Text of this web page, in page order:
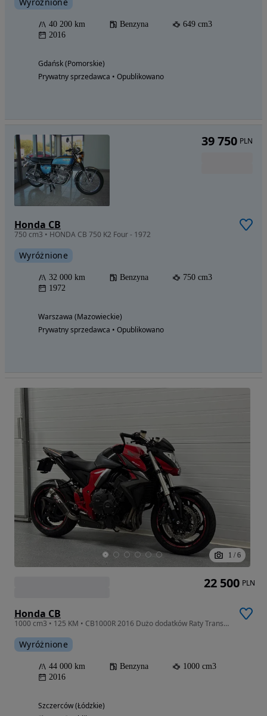
Wyróżnione
40 200 km Benzyna
649 cm3
2016
Gdańsk (Pomorskie)
Prywatny sprzedawca • Opublikowano
Honda CB
750 cm3 • HONDA CB 750 K2 Four - 1972
Wyróżnione
32 000 km Benzyna
750 cm3
1972
Warszawa (Mazowieckie)
Prywatny sprzedawca • Opublikowano
39 750 PLN
1 / 6
Honda CB
1000 cm3 • 125 KM • CB1000R 2016 Dużo dodatków Raty Transport Gwarancja
Wyróżnione
44 000 km Benzyna
1000 cm3
2016
Szczerców (Łódzkie)
22 500 PLN